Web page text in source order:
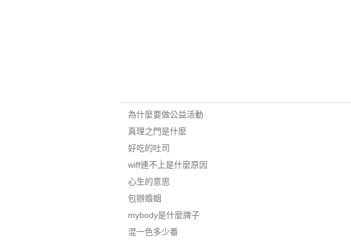
為什麼要做公益活動
真理之門是什麼
好吃的吐司
wiff連不上是什麼原因
心生的意思
包辦婚姻
mybody是什麼牌子
混一色多少番